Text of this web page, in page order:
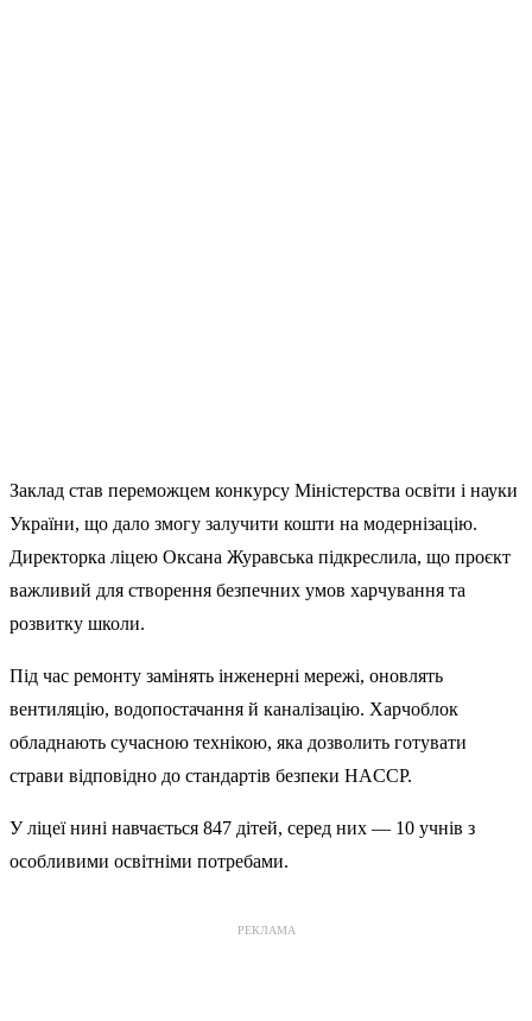
Заклад став переможцем конкурсу Міністерства освіти і науки
України, що дало змогу залучити кошти на модернізацію.
Директорка ліцею Оксана Журавська підкреслила, що проєкт
важливий для створення безпечних умов харчування та
розвитку школи.
Під час ремонту замінять інженерні мережі, оновлять
вентиляцію, водопостачання й каналізацію. Харчоблок
обладнають сучасною технікою, яка дозволить готувати
страви відповідно до стандартів безпеки HACCP.
У ліцеї нині навчається 847 дітей, серед них — 10 учнів з
особливими освітніми потребами.
РЕКЛАМА